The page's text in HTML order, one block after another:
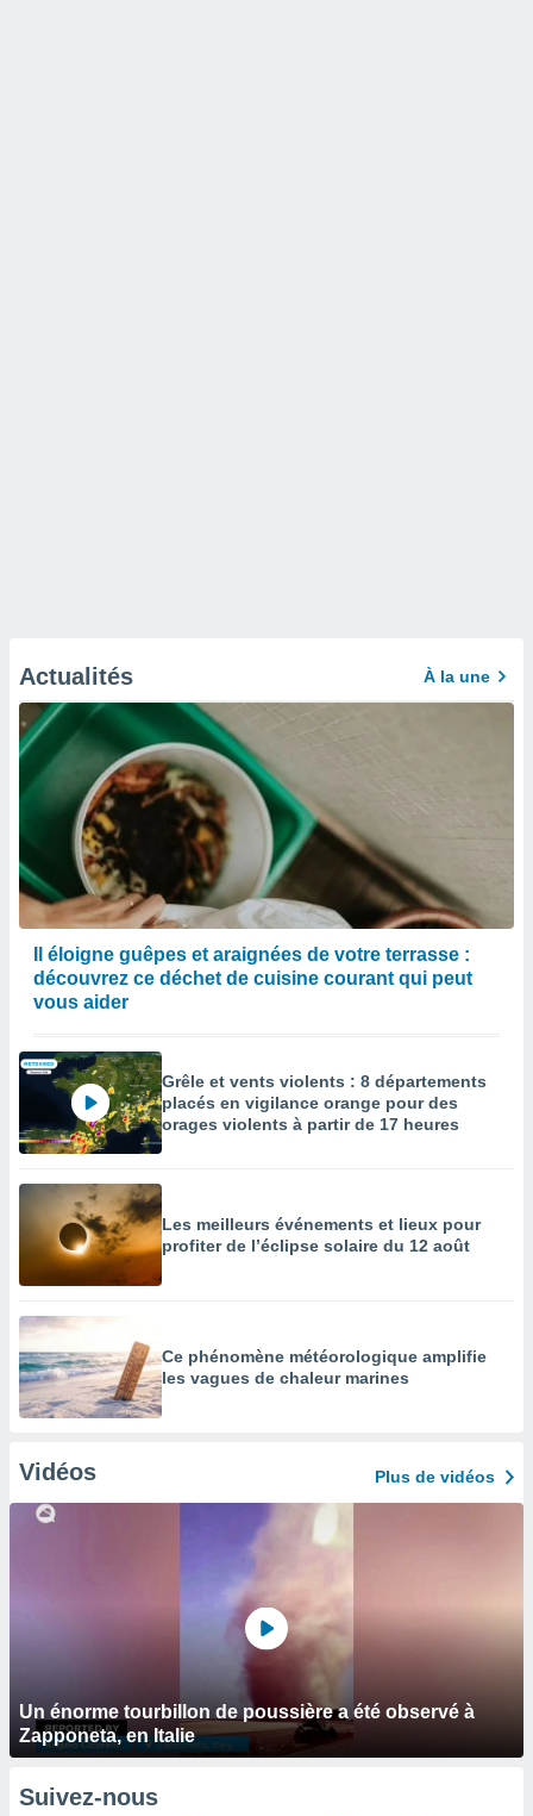
Actualités À la une
Il éloigne guêpes et araignées de votre terrasse :
découvrez ce déchet de cuisine courant qui peut
vous aider
Grêle et vents violents : 8 départements
placés en vigilance orange pour des
orages violents à partir de 17 heures
Les meilleurs événements et lieux pour
profiter de l’éclipse solaire du 12 août
Ce phénomène météorologique amplifie
les vagues de chaleur marines
Vidéos Plus de vidéos
Un énorme tourbillon de poussière a été observé à
Zapponeta, en Italie
Suivez-nous